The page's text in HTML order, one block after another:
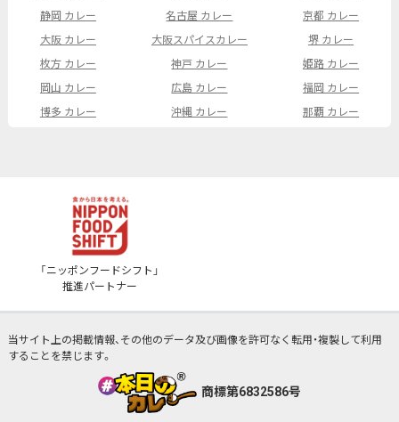
静岡 カレー
名古屋 カレー
京都 カレー
大阪 カレー
大阪スパイスカレー
堺 カレー
枚方 カレー
神戸 カレー
姫路 カレー
岡山 カレー
広島 カレー
福岡 カレー
博多 カレー
沖縄 カレー 那覇 カレー
「ニッポンフードシフト」
推進パートナー
当サイト上の掲載情報、その他のデータ及び画像を許可なく転用・複製して利用
することを禁じます。
商標第6832586号